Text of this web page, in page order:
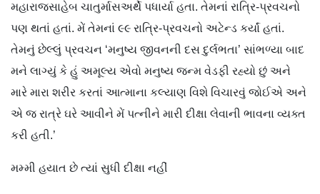
મહારાજસાહેબ ચાતુર્માસઅર્થે પધાર્યા હતા. તેમનાં રાત્રિ-પ્રવચનો
પણ થતાં હતાં. મેં તેમનાં ૯૯ રાત્રિ-પ્રવચનો અટેન્ડ કર્યાં હતાં.
તેમનું છેલ્લું પ્રવચન ‘મનુષ્ય જીવનની દસ દુર્લભતા’ સાંભળ્યા બાદ
મને લાગ્યું કે હું અમૂલ્ય એવો મનુષ્ય જન્મ વેડફી રહ્યો છું અને
મારે મારા શરીર કરતાં આત્માના કલ્યાણ વિશે વિચારવું જોઈએ અને
એ જ રાત્રે ઘરે આવીને મેં પત્નીને મારી દીક્ષા લેવાની ભાવના વ્યક્ત
કરી હતી.’
મમ્મી હયાત છે ત્યાં સુધી દીક્ષા નહીં